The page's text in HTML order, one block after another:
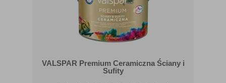
VALSPAR Premium Ceramiczna Ściany i
Sufity